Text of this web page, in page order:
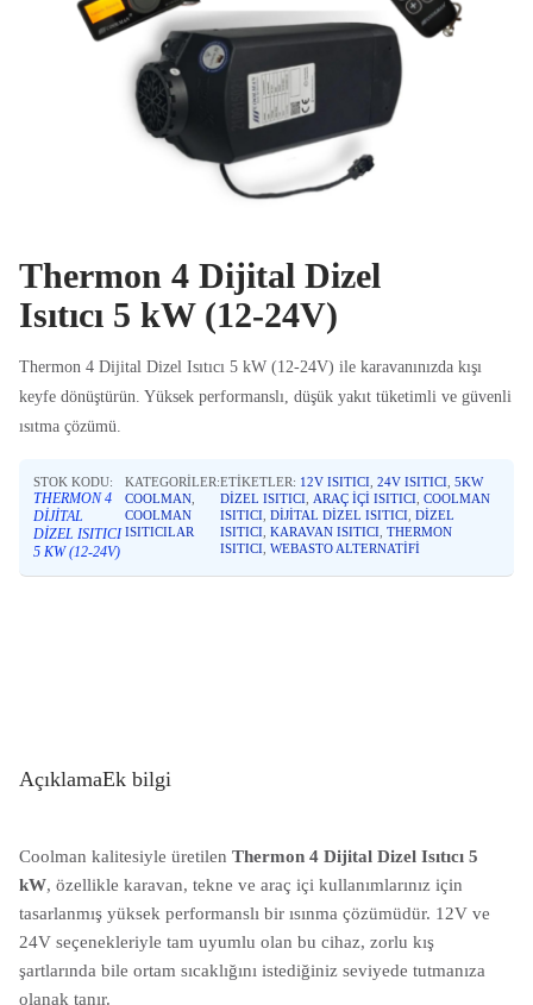
Thermon 4 Dijital Dizel
Isıtıcı 5 kW (12-24V)
Thermon 4 Dijital Dizel Isıtıcı 5 kW (12-24V) ile karavanınızda kışı
keyfe dönüştürün. Yüksek performanslı, düşük yakıt tüketimli ve güvenli
ısıtma çözümü.
STOK KODU:
THERMON 4
DIJITAL
DIZEL ISITICI
5 KW (12-24V)
KATEGORILER:
COOLMAN,
COOLMAN
ISITICILAR
ETIKETLER: 12V ISITICI, 24V ISITICI, 5KW
DIZEL ISITICI, ARAÇ IÇI ISITICI, COOLMAN
ISITICI, DIJITAL DIZEL ISITICI, DIZEL
ISITICI, KARAVAN ISITICI, THERMON
ISITICI, WEBASTO ALTERNATIFI
AçıklamaEk bilgi
Coolman kalitesiyle üretilen Thermon 4 Dijital Dizel Isıtıcı 5
kW, özellikle karavan, tekne ve araç içi kullanımlarınız için
tasarlanmış yüksek performanslı bir ısınma çözümüdür. 12V ve
24V seçenekleriyle tam uyumlu olan bu cihaz, zorlu kış
şartlarında bile ortam sıcaklığını istediğiniz seviyede tutmanıza
olanak tanır.